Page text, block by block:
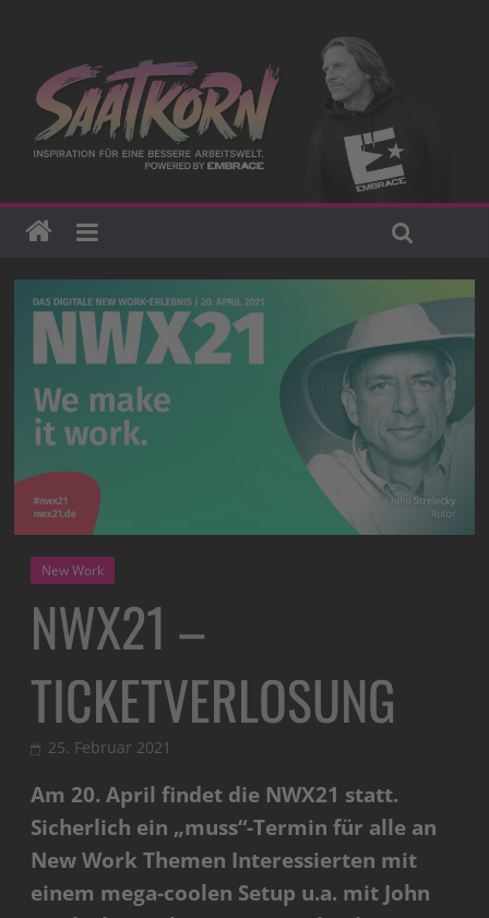
New Work
NWX21 –
TICKETVERLOSUNG
25. Februar 2021
Am 20. April findet die NWX21 statt.
Sicherlich ein „muss“-Termin für alle an
New Work Themen Interessierten mit
einem mega-coolen Setup u.a. mit John